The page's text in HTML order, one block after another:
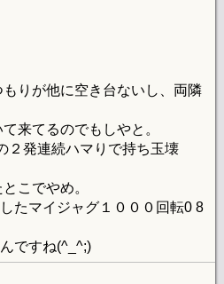
りが他に空き台ないし、両隣
来てるのでもしやと。
２発連続ハマりで持ち玉壊
こでやめ。
たマイジャグ１０００回転0 8
ですね(^_^;)